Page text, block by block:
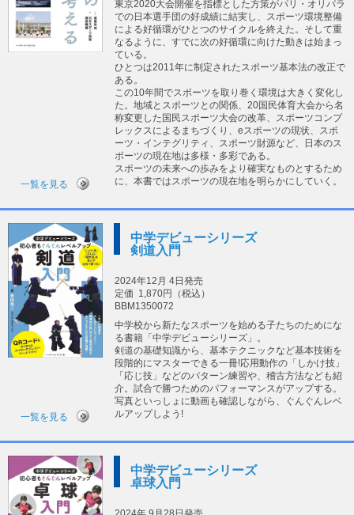
東京2020大会開催を指標とした方策がパリ・オリパラ
での日本選手団の好成績に結実し、スポーツ環境整備
による好循環がひとつのサイクルを終えた。そして重
なるように、すでに次の好循環に向けた動きは始まっ
ている。
ひとつは2011年に制定されたスポーツ基本法の改正で
ある。
この10年間でスポーツを取り巻く環境は大きく変化し
た。地域とスポーツとの関係、20国民体育大会から名
称変更した国民スポーツ大会の改革、スポーツコンプ
レックスによるまちづくり、eスポーツの現状、スポ
ーツ・インテグリティ、スポーツ財源など、日本のス
ポーツの現在地は多様・多彩である。
スポーツの未来への歩みをより確実なものとするため
に、本書ではスポーツの現在地を明らかにしていく。
一覧を見る
中学デビューシリーズ
剣道入門
2024年12月 4日発売
定価 1,870円（税込）
BBM1350072
中学校から新たなスポーツを始める子たちのためにな
る書籍「中学デビューシリーズ」。
剣道の基礎知識から、基本テクニックなど基本技術を
段階的にマスターできる一冊!応用動作の「しかけ技」
「応じ技」などのパターン練習や、稽古方法なども紹
介。試合で勝つためのパフォーマンスがアップする。
写真といっしょに動画も確認しながら、ぐんぐんレベ
ルアップしよう!
一覧を見る
中学デビューシリーズ
卓球入門